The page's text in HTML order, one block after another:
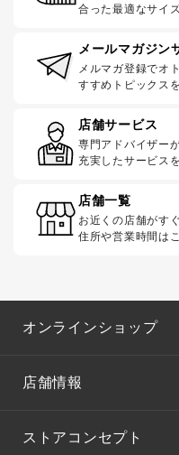
合った最適なサイ
メールマガジン
メルマガ登録でオ
すすめトピックス
店舗サービス
専門アドバイザー
充実したサービス
店舗一覧
お近くの店舗がす
住所や営業時間は
オンラインショップ
店舗情報
ストアコンセプト